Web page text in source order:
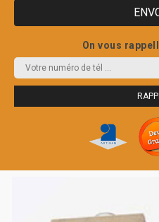
On vous